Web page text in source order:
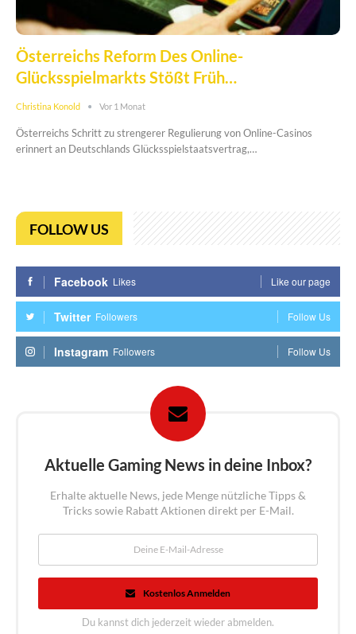
Österreichs Reform Des Online-
Glücksspielmarkts Stößt Früh…
Christina Konold Vor 1 Monat
Österreichs Schritt zu strengerer Regulierung von Online-Casinos
erinnert an Deutschlands Glücksspielstaatsvertrag,…
FOLLOW US
Facebook Likes Like our page
Twitter Followers Follow Us
Instagram Followers Follow Us
Aktuelle Gaming News in deine Inbox?
Erhalte aktuelle News, jede Menge nützliche Tipps &
Tricks sowie Rabatt Aktionen direkt per E-Mail.
Kostenlos Anmelden
Du kannst dich jederzeit wieder abmelden.